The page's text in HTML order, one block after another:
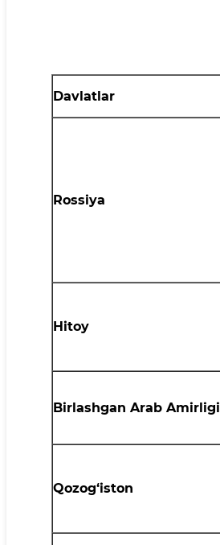
Davlatlar
Rossiya
Hitoy
Birlashgan Arab Amirligi
Qozog‘iston